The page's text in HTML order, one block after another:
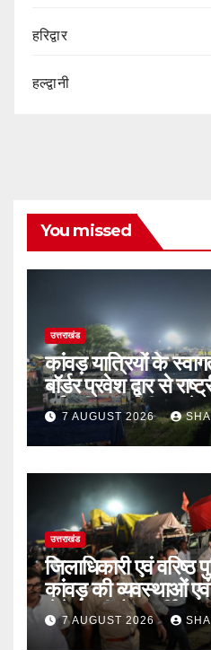
हरिद्वार
हल्द्वानी
You missed
उत्तराखंड
कांवड़ यात्रियों के
बॉर्डर प्रवेश द्वार से
गई रंगीन एलईडी लाइटें
7 AUGUST 2026
उत्तराखंड
जिलाधिकारी एवं
कांवड़ की व्यवस्थाओं एवं
लेने बैरागी कैंप पार्किंग
देर रात्रि पहुंचे
7 AUGUST 2026